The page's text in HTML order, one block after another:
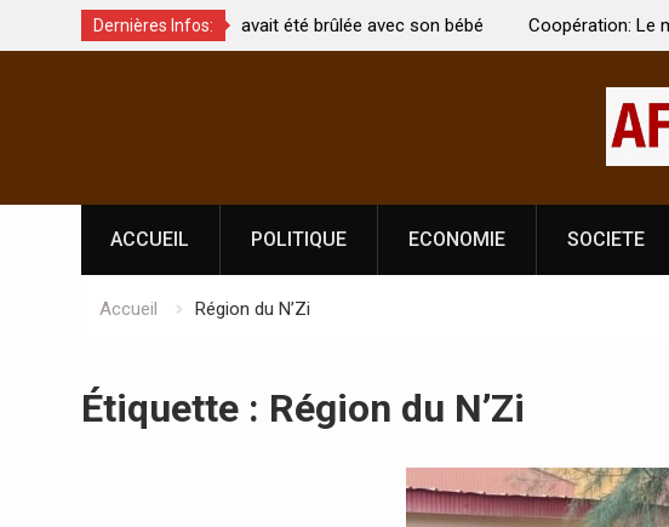
Dernières Infos:
brûlée avec son bébé
Coopération: Le ministre Indien Kirti Vardhan Singh à
Abidjan pour la célébration de la Fête de
ACCUEIL POLITIQUE ECONOMIE SOCIETE
Accueil Région du N’Zi
Étiquette : Région du N’Zi